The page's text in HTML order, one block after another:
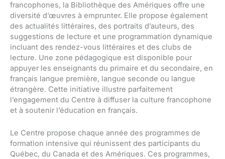
francophones, la Bibliothèque des Amériques offre une
diversité d’œuvres à emprunter. Elle propose également
des actualités littéraires, des portraits d’auteurs, des
suggestions de lecture et une programmation dynamique
incluant des rendez-vous littéraires et des clubs de
lecture. Une zone pédagogique est disponible pour
appuyer les enseignants du primaire et du secondaire, en
français langue première, langue seconde ou langue
étrangère. Cette initiative illustre parfaitement
l’engagement du Centre à diffuser la culture francophone
et à soutenir l’éducation en français.
Le Centre propose chaque année des programmes de
formation intensive qui réunissent des participants du
Québec, du Canada et des Amériques. Ces programmes,